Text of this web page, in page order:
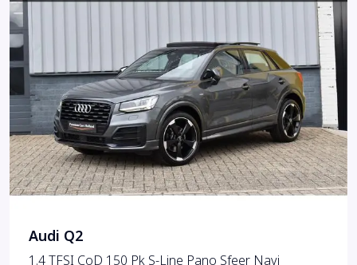
Audi Q2
1.4 TFSI CoD 150 Pk S-Line Pano Sfeer Navi